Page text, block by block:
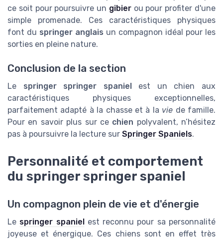
ce soit pour poursuivre un gibierou pour profiter d'une
simple promenade. Ces caractéristiques physiques
font du springer anglais un compagnon idéal pour les
sorties en pleine nature.
Conclusion de la section
Le springer springer spaniel
est un chien aux
caractéristiques physiques exceptionnelles,
parfaitement adapté à la chasse et à la vie de famille.
Pour en savoir plus sur ce chien polyvalent, n’hésitez
pas à poursuivre la lecture sur Springer Spaniels.
Personnalité et comportement
du springer springer spaniel
Un compagnon plein de vie et d'énergie
Le springer spanielest reconnu pour sa personnalité
joyeuse et énergique. Ces chiens sont en effet très